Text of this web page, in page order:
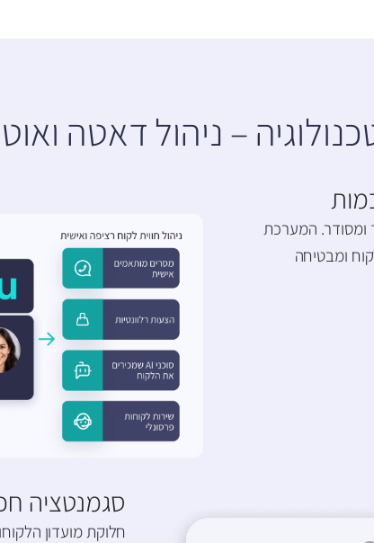
– ניהול דאטה
ומסודר. המערכת
ומבטיחה
סגמנטציה
חלוקת מועדון